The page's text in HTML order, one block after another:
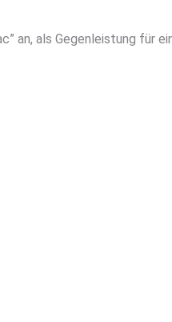
an, als Gegenleistung für